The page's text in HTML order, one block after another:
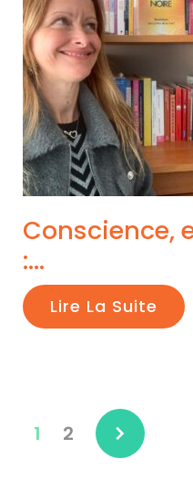
Conscience,
:...
Lire La Suite
1 2